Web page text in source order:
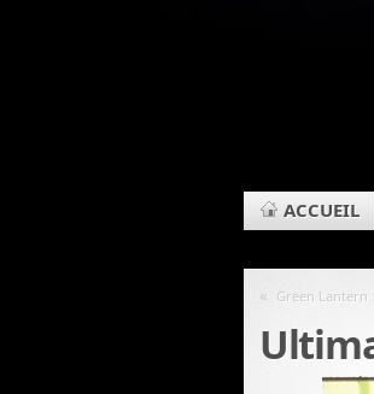
ACCUEIL
« Green Lantern